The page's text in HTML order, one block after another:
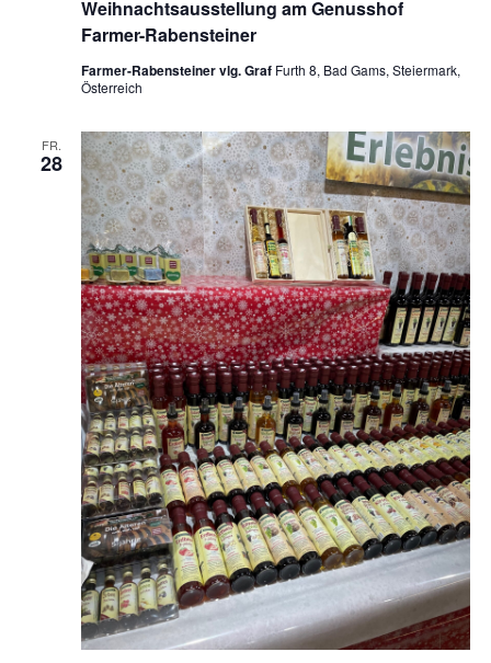
Weihnachtsausstellung am Genusshof
Farmer-Rabensteiner
Farmer-Rabensteiner vlg. Graf Furth 8, Bad Gams, Steiermark,
Österreich
FR.
28